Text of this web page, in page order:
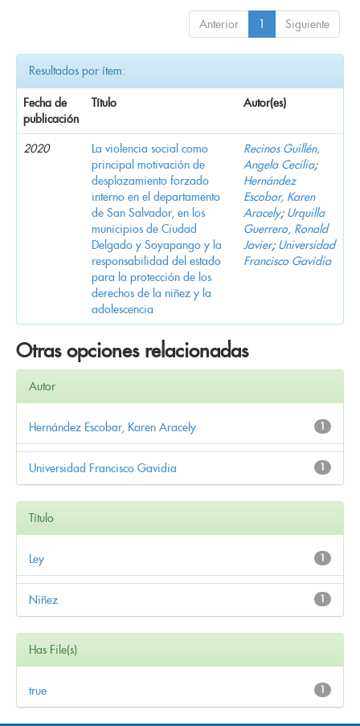
Anterior 1 Siguiente
Resultados por ítem:
Fecha de
publicación
Título Autor(es)
2020
La violencia social como
principal motivación de
desplazamiento forzado
interno en el departamento
de San Salvador, en los
municipios de Ciudad
Delgado y Soyapango y la
responsabilidad del estado
para la protección de los
derechos de la niñez y la
adolescencia
Recinos Guillén,
Angela Cecilia;
Hernández
Escobar, Karen
Aracely; Urquilla
Guerrero, Ronald
Javier; Universidad
Francisco Gavidia
Otras opciones relacionadas
Autor
1
Hernández Escobar, Karen Aracely
1
Universidad Francisco Gavidia
Título
1
Ley
1
Niñez
Has File(s)
1
true